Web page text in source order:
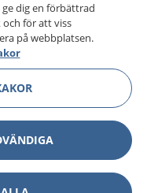
Inera.
dig en förbättrad
för att viss
på webbplatsen.